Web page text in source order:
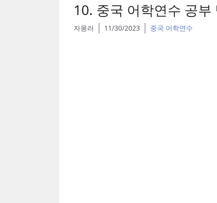
10. 중국 어학연수 공부
자몽러 11/30/2023 중국 어학연수